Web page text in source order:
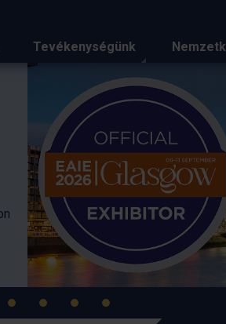
Tevékenységünk